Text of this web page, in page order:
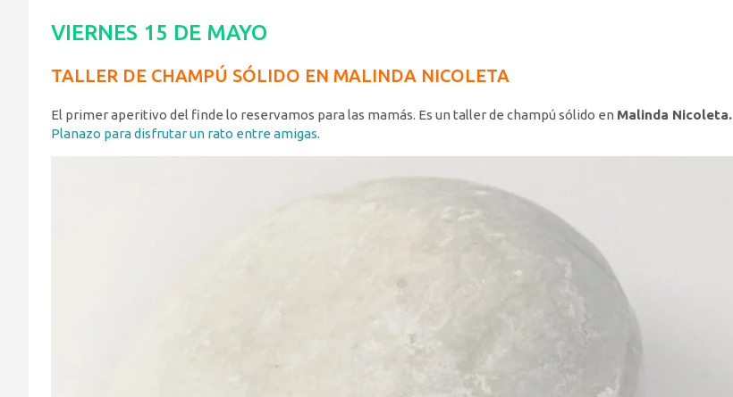
VIERNES 15 DE MAYO
TALLER DE CHAMPÚ SÓLIDO EN MALINDA NICOLETA
El primer aperitivo del finde lo reservamos para las mamás. Es un taller de champú sólido en Malinda Nicoleta.
Planazo para disfrutar un rato entre amigas.